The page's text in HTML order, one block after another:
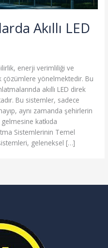
Akıllı LED
enerji verimliliği ve
yönelmektedir. Bu
akıllı LED direk
Bu sistemler, sadece
aynı zamanda şehirlerin
katkıda
Sistemlerinin Temel
geleneksel […]